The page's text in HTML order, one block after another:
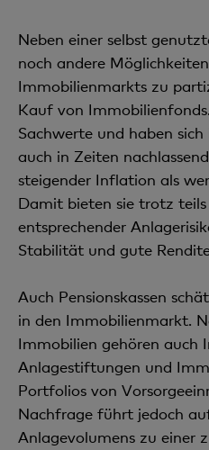
Neben einer selbst
noch andere
Immobilienmarkts zu
Kauf von
Sachwerte und haben
auch in Zeiten
steigender Inflation als
Damit bieten sie trotz
entsprechender
Stabilität und gute
Auch Pensionskassen
in den Immobilienmarkt.
Immobilien gehören auch
Anlagestiftungen und
Portfolios von
Nachfrage führt jedoch
Anlagevolumens zu einer